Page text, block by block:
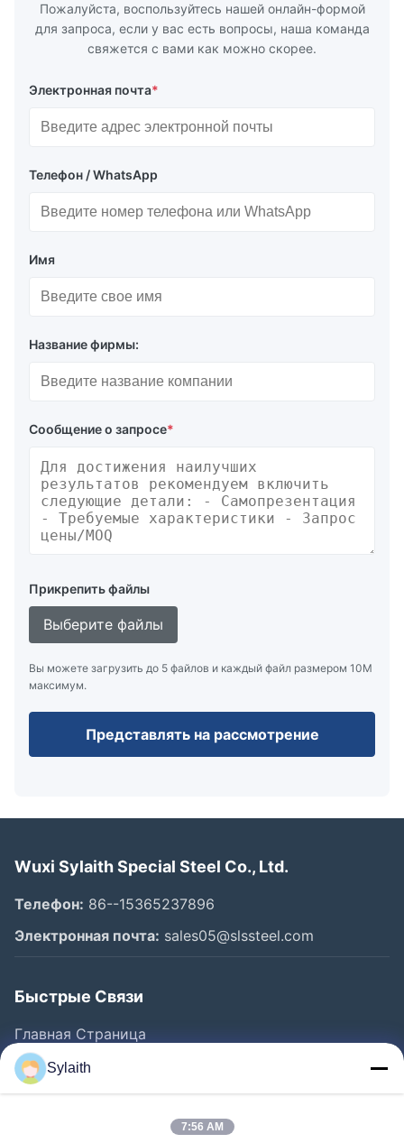
Пожалуйста, воспользуйтесь нашей онлайн-формой
для запроса, если у вас есть вопросы, наша команда
свяжется с вами как можно скорее.
Электронная почта*
Телефон / WhatsApp
Имя
Название фирмы:
Сообщение о запросе*
Прикрепить файлы
Выберите файлы
Вы можете загрузить до 5 файлов и каждый файл размером 10M
максимум.
Представлять на рассмотрение
Wuxi Sylaith Special Steel Co., Ltd.
Телефон: 86--15365237896
Электронная почта: sales05@slssteel.com
Быстрые Связи
Главная Страница
Продукция
Ролики
Sylaith
7:56 AM